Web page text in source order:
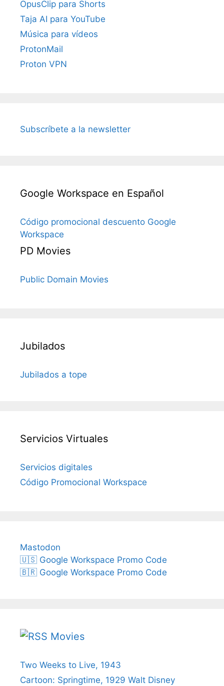
OpusClip para Shorts
Taja AI para YouTube
Música para vídeos
ProtonMail
Proton VPN
Subscríbete a la newsletter
Google Workspace en Español
Código promocional descuento Google
Workspace
PD Movies
Public Domain Movies
Jubilados
Jubilados a tope
Servicios Virtuales
Servicios digitales
Código Promocional Workspace
Mastodon
🇺🇸 Google Workspace Promo Code
🇧🇷 Google Workspace Promo Code
Movies
Two Weeks to Live, 1943
Cartoon: Springtime, 1929 Walt Disney